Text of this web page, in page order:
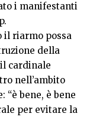
i manifestanti
il riarmo possa
della
cardinale
nell’ambito
bene, è bene
per evitare la